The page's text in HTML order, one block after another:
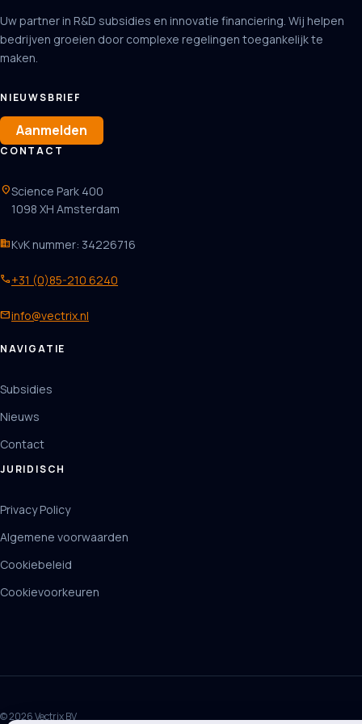
Uw partner in R&D subsidies en innovatie financiering. Wij helpen
bedrijven groeien door complexe regelingen toegankelijk te
maken.
NIEUWSBRIEF
Aanmelden
CONTACT
location_onScience Park 400
1098 XH Amsterdam
businessKvK nummer: 34226716
phone+31 (0)85-210 6240
mailinfo@vectrix.nl
NAVIGATIE
Subsidies
Nieuws
Contact
JURIDISCH
Privacy Policy
Algemene voorwaarden
Cookiebeleid
Cookievoorkeuren
© 2026 Vectrix BV